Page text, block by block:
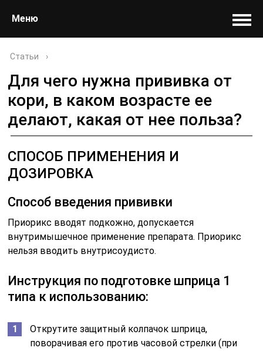
Меню
Статьи ›
Для чего нужна прививка от
кори, в каком возрасте ее
делают, какая от нее польза?
СПОСОБ ПРИМЕНЕНИЯ И
ДОЗИРОВКА
Способ введения прививки
Приорикс вводят подкожно, допускается
внутримышечное применение препарата. Приорикс
нельзя вводить внутрисоудисто.
Инструкция по подготовке шприца 1
типа к использованию:
Открутите защитный колпачок шприца,
поворачивая его против часовой стрелки (при